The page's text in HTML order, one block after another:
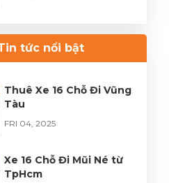
Tổ Hùng Vương – Hành
trình đầy trọn vẹn
FRI 04, 2026
tức nổi bật
Thuê Xe 16 Chỗ Đi Vũng
Tàu
FRI 04, 2025
Xe 16 Chỗ Đi Mũi Né từ
TpHcm